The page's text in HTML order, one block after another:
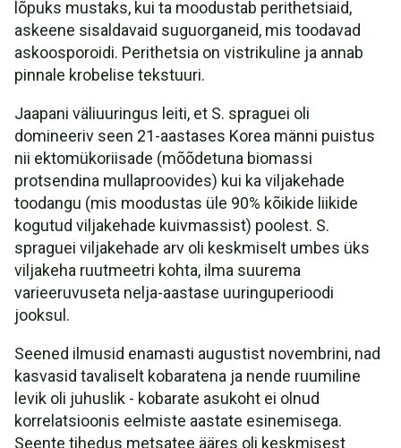
lõpuks mustaks, kui ta moodustab perithetsiaid,
askeene sisaldavaid suguorganeid, mis toodavad
askoosporoidi. Perithetsia on vistrikuline ja annab
pinnale krobelise tekstuuri.
Jaapani väliuuringus leiti, et S. spraguei oli
domineeriv seen 21-aastases Korea männi puistus
nii ektomükoriisade (mõõdetuna biomassi
protsendina mullaproovides) kui ka viljakehade
toodangu (mis moodustas üle 90% kõikide liikide
kogutud viljakehade kuivmassist) poolest. S.
spraguei viljakehade arv oli keskmiselt umbes üks
viljakeha ruutmeetri kohta, ilma suurema
varieeruvuseta nelja-aastase uuringuperioodi
jooksul.
Seened ilmusid enamasti augustist novembrini, nad
kasvasid tavaliselt kobaratena ja nende ruumiline
levik oli juhuslik - kobarate asukoht ei olnud
korrelatsioonis eelmiste aastate esinemisega.
Seente tihedus metsatee ääres oli keskmisest